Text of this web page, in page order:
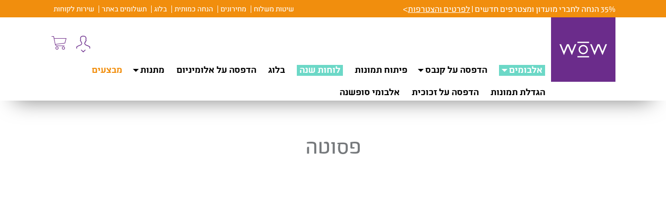
35% הנחה לחברי מועדון ומצטרפים חדשים | לפרטים והצטרפות> שיטות משלוח מחירונים הנחה כמותית בלוג תשלומים באתר שירות לקוחות
אלבומים הדפסה על קנבס פיתוח תמונות לוחות שנה בלוג הדפסה על אלומיניום מתנות
מבצעים
הגדלת תמונות
הדפסה על זכוכית אלבומי סופשנה
פסוטה